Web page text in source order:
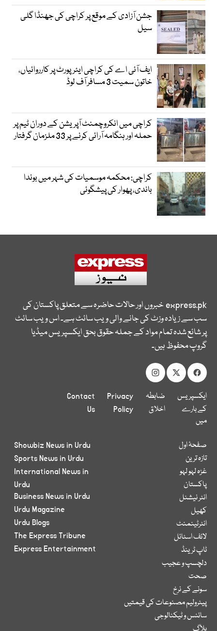
جشن آزادی کے موقع پر کراچی کی جھنڈا گلی
سیل
ایف آئی اے کی کراچی ایئرپورٹ پر کارروائیاں،
خاتون سمیت 3 مسافر آف لوڈ
کراچی میں انکروچمنٹ آپریشن کے دوران ٹیم پر
حملہ اور ہنگامہ آرائی کرنے پر 33 ملزمان گرفتار
کراچی: محکمہ موسمیات کی شہر میں بوندا
باندی، پھوار کی پیشگوئی
express.pkخبروں اور حالات حاضرہ سے متعلق پاکستان کی
سب سے زیادہ وزٹ کی جانے والی ویب سائٹ ہے۔ اس ویب سائٹ
پر شائع شدہ تمام مواد کے جملہ حقوق بحق ایکسپریس میڈیا
گروپ محفوظ ہیں۔
ایکسپریس
کے بارے
میں
ضابطہ
اخلاق
Privacy
Policy
Contact
Us
صفحۂ اول
تازہ ترین
غزہ لہو لہو
پاکستان
انٹر نیشنل
کھیل
انٹرٹینمنٹ
لائف اسٹائل
ٹاپ ٹرینڈ
دلچسپ و عجیب
صحت
سونے کے نرخ
پیٹرولیم مصنوعات کی قیمتیں
سائنس و ٹیکنالوجی
Showbiz News in Urdu
Sports News in Urdu
International News in
Urdu
Business News in Urdu
Urdu Magazine
Urdu Blogs
The Express Tribune
Express Entertainment